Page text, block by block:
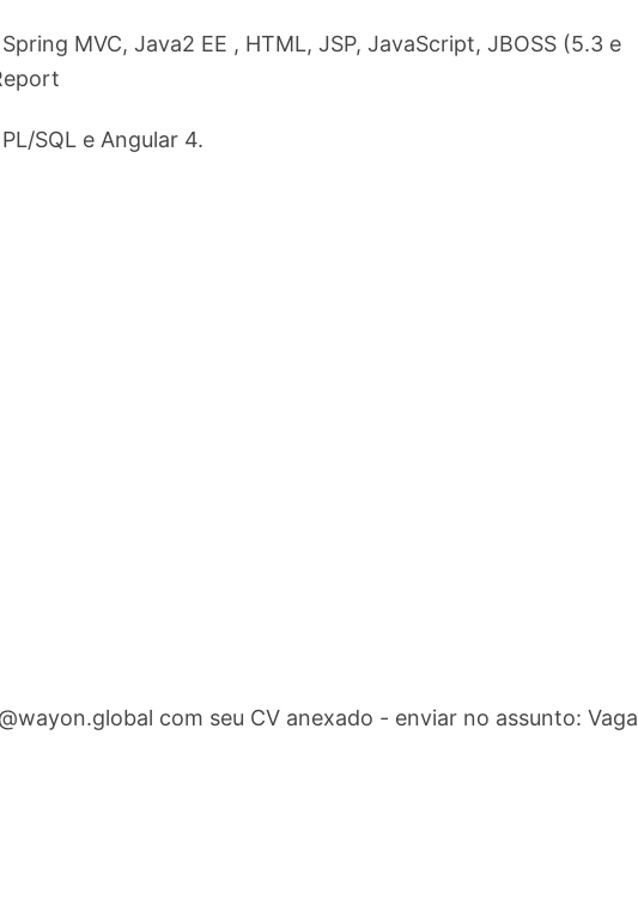
MVC, Java2 EE , HTML, JSP, JavaScript, JBOSS (5.3 e
SQL e Angular 4.
com seu CV anexado - enviar no assunto: Vaga